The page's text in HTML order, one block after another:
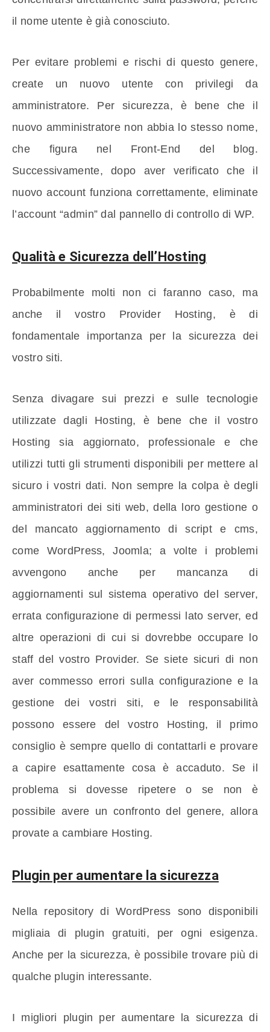
il nome utente è già conosciuto.
Per evitare problemi e rischi di questo genere,
create un nuovo utente con privilegi da
amministratore. Per sicurezza, è bene che il
nuovo amministratore non abbia lo stesso nome,
che figura nel Front-End del blog.
Successivamente, dopo aver verificato che il
nuovo account funziona correttamente, eliminate
l’account “admin” dal pannello di controllo di WP.
Qualità e Sicurezza dell’Hosting
Probabilmente molti non ci faranno caso, ma
anche il vostro Provider Hosting, è di
fondamentale importanza per la sicurezza dei
vostro siti.
Senza divagare sui prezzi e sulle tecnologie
utilizzate dagli Hosting, è bene che il vostro
Hosting sia aggiornato, professionale e che
utilizzi tutti gli strumenti disponibili per mettere al
sicuro i vostri dati. Non sempre la colpa è degli
amministratori dei siti web, della loro gestione o
del mancato aggiornamento di script e cms,
come WordPress, Joomla; a volte i problemi
avvengono anche per mancanza di
aggiornamenti sul sistema operativo del server,
errata configurazione di permessi lato server, ed
altre operazioni di cui si dovrebbe occupare lo
staff del vostro Provider. Se siete sicuri di non
aver commesso errori sulla configurazione e la
gestione dei vostri siti, e le responsabilità
possono essere del vostro Hosting, il primo
consiglio è sempre quello di contattarli e provare
a capire esattamente cosa è accaduto. Se il
problema si dovesse ripetere o se non è
possibile avere un confronto del genere, allora
provate a cambiare Hosting.
Plugin per aumentare la sicurezza
Nella repository di WordPress sono disponibili
migliaia di plugin gratuiti, per ogni esigenza.
Anche per la sicurezza, è possibile trovare più di
qualche plugin interessante.
I migliori plugin per aumentare la sicurezza di